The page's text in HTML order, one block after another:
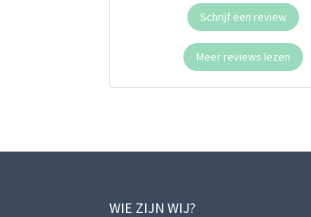
Schrijf een review
Meer reviews lezen
WIE ZIJN WIJ?